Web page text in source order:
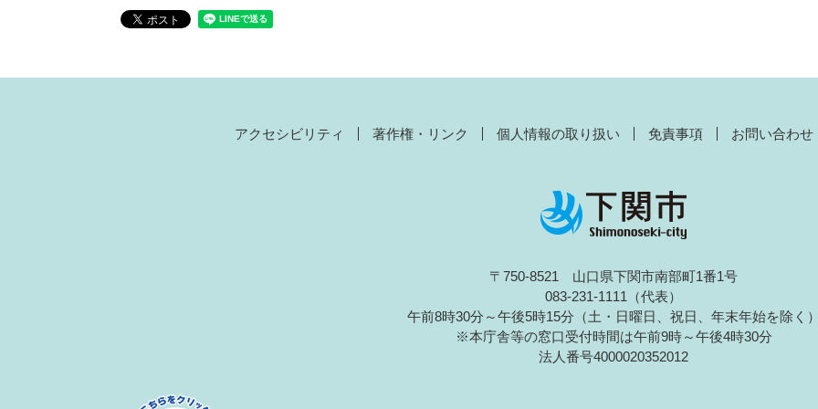
アクセシビリティ 著作権・リンク 個人情報の取り扱い 免責事項 お問い合わせ
〒750-8521 山口県下関市南部町1番1号
083-231-1111（代表）
午前8時30分～午後5時15分（土・日曜日、祝日、年末年始を除く）
※本庁舎等の窓口受付時間は午前9時～午後4時30分
法人番号4000020352012